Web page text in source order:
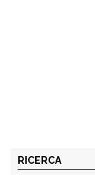
RICERCA